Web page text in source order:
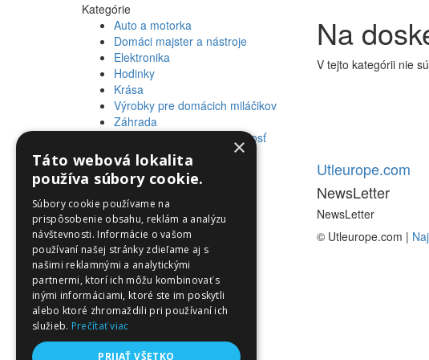
Kategórie
Auto a motorka
Domáci majster a nástroje
Elektronika
Hodinky
Krása
Výrobky pre domácich miláčikov
Záhrada
Zdravie a osobná starostlivosť
Na
V tejto kategórii nie
Informácie
Utleurope.com
NewsLetter
NewsLetter
© Utleurope.com |
×
Táto webová lokalita
používa súbory cookie.
Súbory cookie používame na
prispôsobenie obsahu, reklám a analýzu
návštevnosti. Informácie o vašom
používaní našej stránky zdieľame aj s
našimi reklamnými a analytickými
partnermi, ktorí ich môžu kombinovať s
inými informáciami, ktoré ste im poskytli
alebo ktoré zhromaždili pri používaní ich
služieb. Prečítať viac
PRIJAŤ VŠETKO